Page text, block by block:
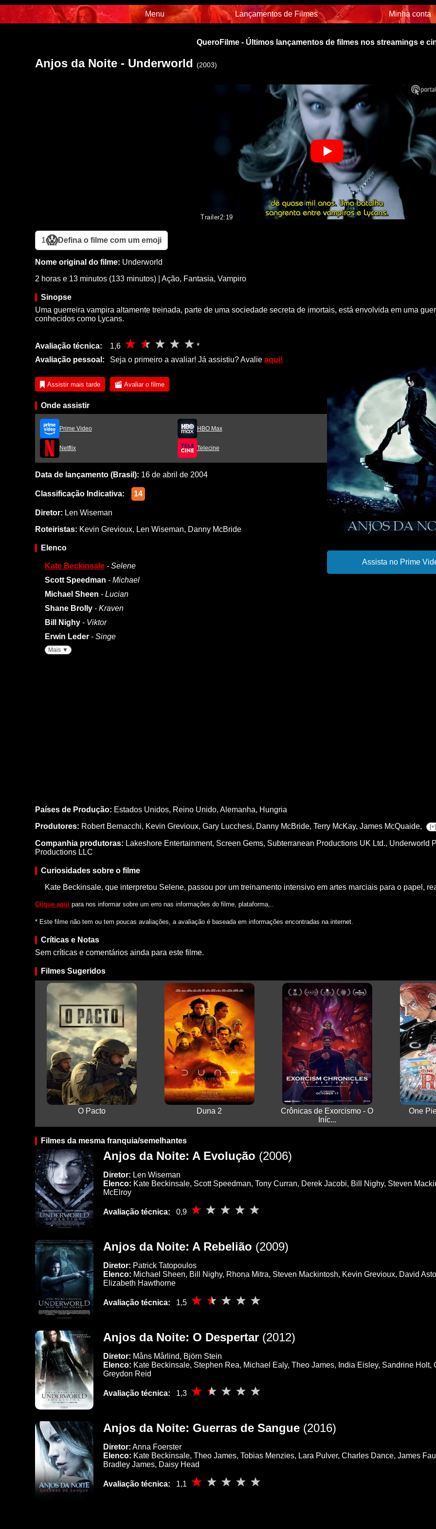
Menu Lançamentos de Filmes Minha conta
QueroFilme - Últimos lançamentos de filmes nos streamings e
Anjos da Noite - Underworld (2003)
Trailer2:19
1😱Defina o filme com um emoji
Nome original do filme: Underworld
2 horas e 13 minutos (133 minutos)
Ação, Fantasia, Vampiro
Sinopse
Uma guerreira vampira altamente treinada, parte de uma sociedade secreta de imortais, está envolvida em uma
conhecidos como Lycans.
Avaliação técnica: 1,6
*
Avaliação pessoal:
Seja o primeiro a avaliar! Já assistiu? Avalie aqui!
Assistir mais tarde Avaliar o filme
Onde assistir
Prime Video HBO Max
Netflix Telecine
Data de lançamento (Brasil): 16 de abril de 2004
Classificação Indicativa: 14
Diretor: Len Wiseman
Roteiristas: Kevin Grevioux, Len Wiseman, Danny McBride
Elenco
Kate Beckinsale - Selene
Scott Speedman - Michael
Michael Sheen - Lucian
Shane Brolly - Kraven
Bill Nighy - Viktor
Erwin Leder - Singe
Mais ▼
Assista no Prime
Países de Produção: Estados Unidos, Reino Unido, Alemanha, Hungria
Produtores: Robert Bernacchi, Kevin Grevioux, Gary Lucchesi, Danny McBride, Terry McKay, James McQuaide, [+]
Companhia produtoras: Lakeshore Entertainment, Screen Gems, Subterranean Productions UK Ltd., Underworld
Productions LLC
Curiosidades sobre o filme
Kate Beckinsale, que interpretou Selene, passou por um treinamento intensivo em artes marciais para o papel,
Clique aqui para nos informar sobre um erro nas informações do filme, plataforma,..
* Este filme não tem ou tem poucas avaliações, a avaliação é baseada em informações encontradas na internet.
Críticas e Notas
Sem críticas e comentários ainda para este filme.
Filmes Sugeridos
O Pacto Duna 2
Crônicas de Exorcismo - O
Iníc...
One
Filmes da mesma franquia/semelhantes
Anjos da Noite: A Evolução (2006)
Diretor: Len Wiseman
Elenco: Kate Beckinsale, Scott Speedman, Tony Curran, Derek Jacobi, Bill Nighy, Steven
McElroy
Avaliação técnica: 0,9
Anjos da Noite: A Rebelião (2009)
Diretor: Patrick Tatopoulos
Elenco: Michael Sheen, Bill Nighy, Rhona Mitra, Steven Mackintosh, Kevin Grevioux, David
Elizabeth Hawthorne
Avaliação técnica: 1,5
Anjos da Noite: O Despertar (2012)
Diretor: Måns Mårlind, Björn Stein
Elenco: Kate Beckinsale, Stephen Rea, Michael Ealy, Theo James, India Eisley, Sandrine
Greydon Reid
Avaliação técnica: 1,3
Anjos da Noite: Guerras de Sangue (2016)
Diretor: Anna Foerster
Elenco: Kate Beckinsale, Theo James, Tobias Menzies, Lara Pulver, Charles Dance, James
Bradley James, Daisy Head
Avaliação técnica: 1,1